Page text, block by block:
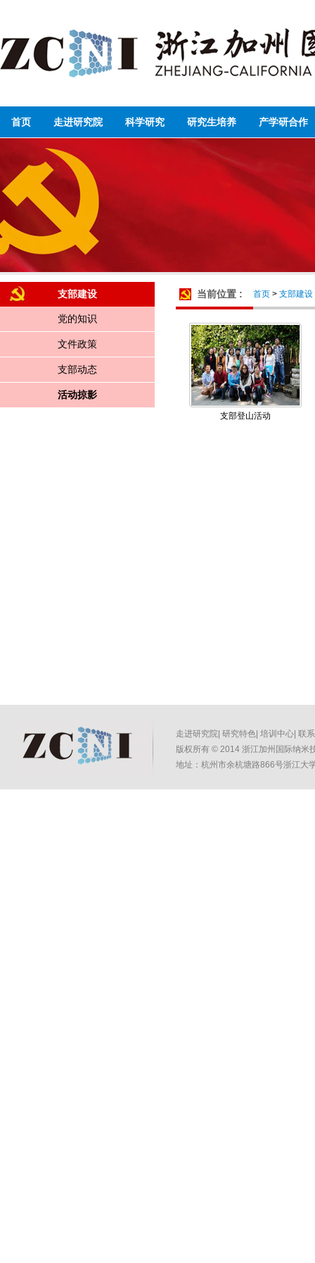
首页 走进研究院 科学研究 研究生培养 产学研合作
支部建设
党的知识
文件政策
支部动态
活动掠影
当前位置 : 首页 > 支部建设
支部登山活动
走进研究院 研究特色 培训中心 联
版权所有 © 2014 浙江加州国际纳米
地址：杭州市余杭塘路866号浙江